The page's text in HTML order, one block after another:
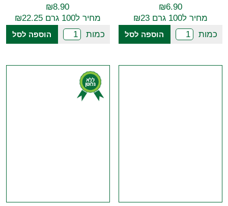
₪6.90
מחיר ל100 גרם ₪23
כמות
הוספה לסל
₪8.90
מחיר ל100 גרם ₪22.25
כמות
הוספה לסל